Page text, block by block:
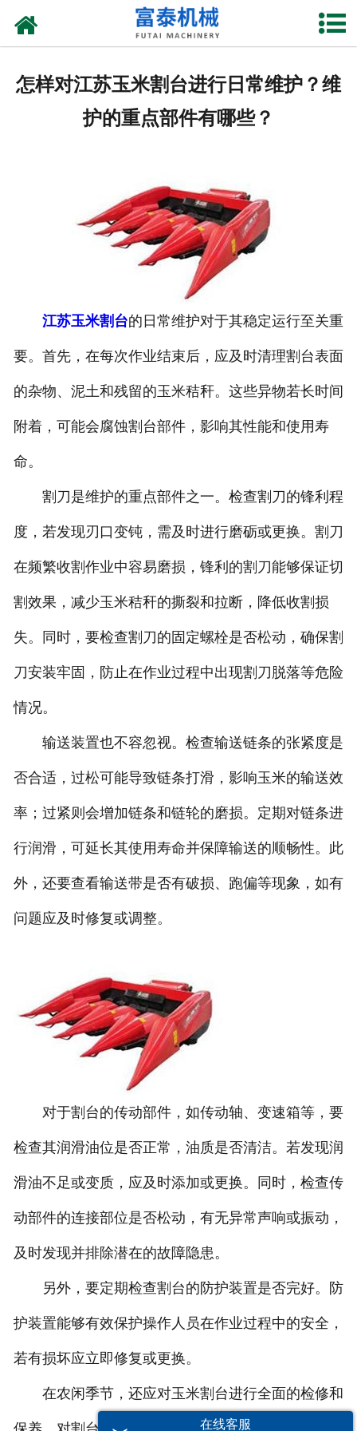
新闻中心
厂房设备
联系我们
怎样对江苏玉米割台进行日常维护？维
护的重点部件有哪些？
江苏玉米割台的日常维护对于其稳定运行至关重
要。首先，在每次作业结束后，应及时清理割台表面
的杂物、泥土和残留的玉米秸秆。这些异物若长时间
附着，可能会腐蚀割台部件，影响其性能和使用寿
命。
割刀是维护的重点部件之一。检查割刀的锋利程
度，若发现刃口变钝，需及时进行磨砺或更换。割刀
在频繁收割作业中容易磨损，锋利的割刀能够保证切
割效果，减少玉米秸秆的撕裂和拉断，降低收割损
失。同时，要检查割刀的固定螺栓是否松动，确保割
刀安装牢固，防止在作业过程中出现割刀脱落等危险
情况。
输送装置也不容忽视。检查输送链条的张紧度是
否合适，过松可能导致链条打滑，影响玉米的输送效
率；过紧则会增加链条和链轮的磨损。定期对链条进
行润滑，可延长其使用寿命并保障输送的顺畅性。此
外，还要查看输送带是否有破损、跑偏等现象，如有
问题应及时修复或调整。
对于割台的传动部件，如传动轴、变速箱等，要
检查其润滑油位是否正常，油质是否清洁。若发现润
滑油不足或变质，应及时添加或更换。同时，检查传
动部件的连接部位是否松动，有无异常声响或振动，
及时发现并排除潜在的故障隐患。
另外，要定期检查割台的防护装置是否完好。防
护装置能够有效保护操作人员在作业过程中的安全，
若有损坏应立即修复或更换。
在农闲季节，还应对玉米割台进行全面的检修和
在线客服